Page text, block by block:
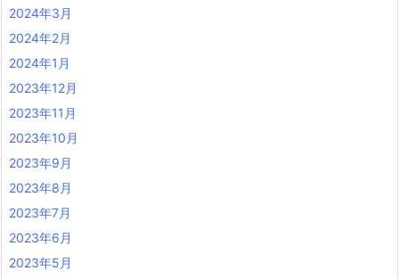
2024年3月
2024年2月
2024年1月
2023年12月
2023年11月
2023年10月
2023年9月
2023年8月
2023年7月
2023年6月
2023年5月